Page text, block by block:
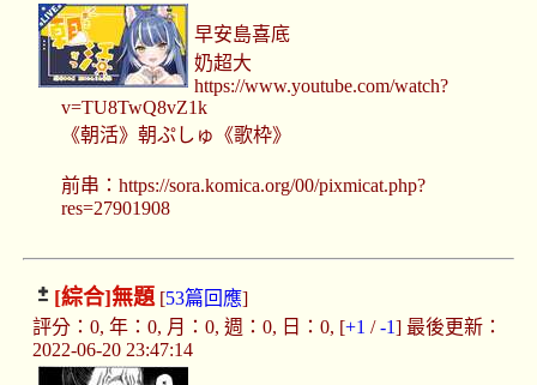
早安島喜底
奶超大
https://www.youtube.com/watch?
v=TU8TwQ8vZ1k
《朝活》朝ぷしゅ《歌枠》
前串：https://sora.komica.org/00/pixmicat.php?
res=27901908
[綜合]無題[53篇回應]
評分：0, 年：0, 月：0, 週：0, 日：0, [+1 /-1] 最後更新：
2022-06-20 23:47:14